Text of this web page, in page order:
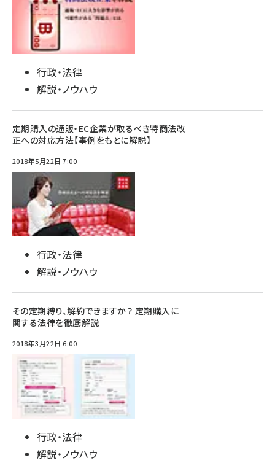
行政・法律
解説・ノウハウ
定期購入の通販・EC企業が取るべき特商法改
正への対応方法【事例をもとに解説】
2018年5月22日 7:00
行政・法律
解説・ノウハウ
その定期縛り、解約できますか？ 定期購入に
関する法律を徹底解説
2018年3月22日 6:00
行政・法律
解説・ノウハウ